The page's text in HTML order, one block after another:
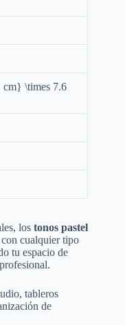
\times 7.6
los tonos pastel
cualquier tipo
tu espacio de
tableros
de